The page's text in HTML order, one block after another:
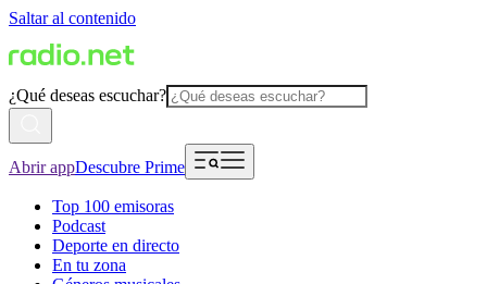
Saltar al contenido
¿Qué deseas escuchar?
Abrir appDescubre Prime
Top 100 emisoras
Podcast
Deporte en directo
En tu zona